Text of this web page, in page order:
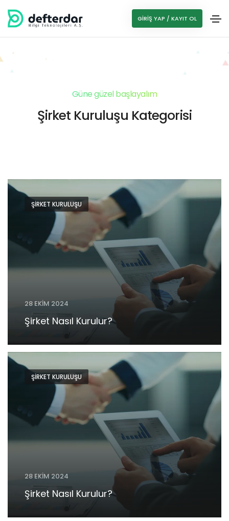
GIRIŞ YAP / KAYIT OL
Güne güzel başlayalım
Şirket Kuruluşu Kategorisi
ŞIRKET KURULUŞU
28 EKIM 2024
Şirket Nasıl Kurulur?
ŞIRKET KURULUŞU
28 EKIM 2024
Şirket Nasıl Kurulur?